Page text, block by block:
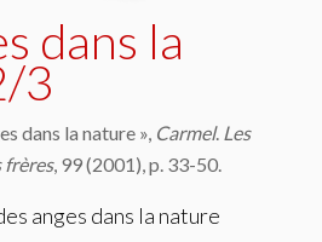
dans la
3
dans la nature », Carmel. Les
frères, 99 (2001), p. 33-50.
anges dans la nature